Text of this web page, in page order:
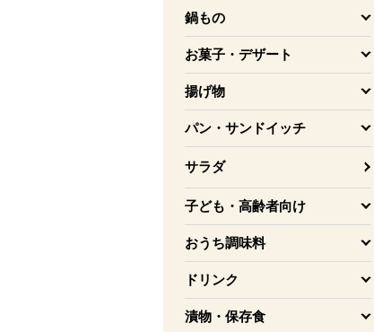
鍋もの
を開く
お菓子・デザート
を開く
揚げ物
を開く
パン・サンドイッチ
を開く
サラダ
子ども・高齢者向け
を開く
おうち調味料
を開く
ドリンク
を開く
漬物・保存食
を開く